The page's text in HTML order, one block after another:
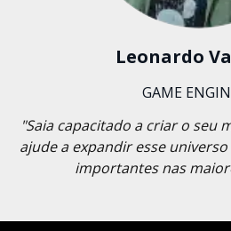
Leonardo
GAME
"Saia capacitado a criar o seu
ajude a expandir esse
importantes nas